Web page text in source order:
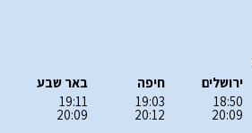
ירושלים
18:50
20:09
חיפה
19:03
20:12
באר שבע
19:11
20:09